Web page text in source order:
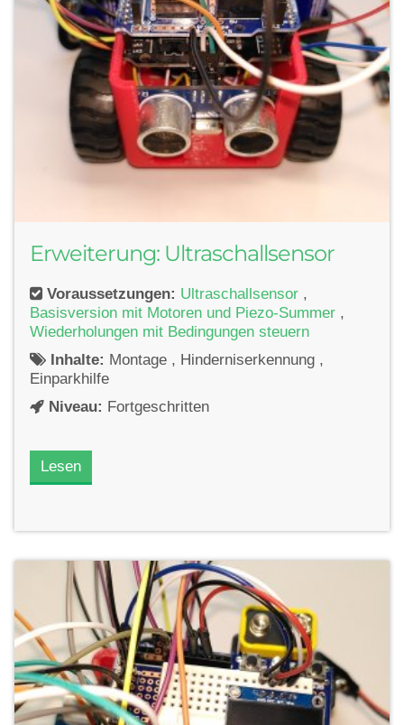
Erweiterung: Ultraschallsensor
Voraussetzungen: Ultraschallsensor ,
Basisversion mit Motoren und Piezo-Summer ,
Wiederholungen mit Bedingungen steuern
Inhalte: Montage , Hinderniserkennung ,
Einparkhilfe
Niveau: Fortgeschritten
Lesen